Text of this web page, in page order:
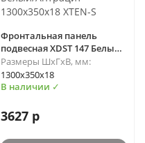
Фронтальная панель
подвесная XDST 147 Белый/
Антрацит 1300х350х18
XTEN-S
Размеры ШхГхВ, мм:
1300х350х18
В наличии ✓
3627 р